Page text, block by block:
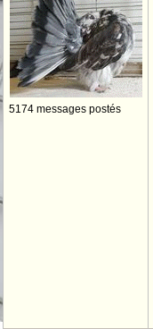
5174 messages postés